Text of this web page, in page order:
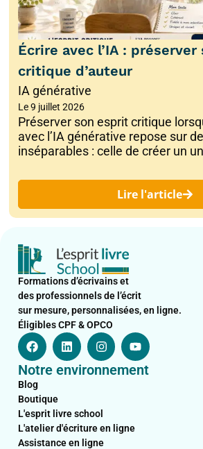
Écrire avec l’IA :
critique d’auteur
IA générative
Le9 juillet 2026
Préserver son esprit critique
avec l’IA générative repose sur
inséparables : celle de créer un
Lire l'article
Formations d’écrivains et
des professionnels de l’écrit
sur mesure, personnalisées, en ligne.
Éligibles CPF & OPCO
F
a
c
e
b
o
k
L
i
n
k
n
I
n
s
t
r
a
m
Y
o
u
t
Notre environnement
Blog
Boutique
L'esprit livre school
L'atelier d'écriture en ligne
Assistance en ligne